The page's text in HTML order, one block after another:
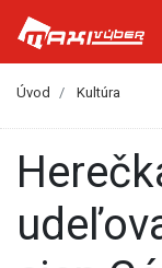
Úvod Kultúra
Herečka sa na